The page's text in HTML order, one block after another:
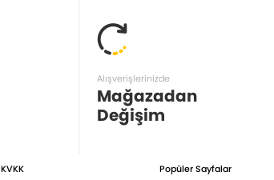
Alışverişlerinizde
Mağazadan
Değişim
KVKK Popüler Sayfalar